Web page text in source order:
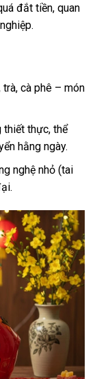
đắt tiền, quan
trà, cà phê – món
thiết thực, thể
hằng ngày.
nghệ nhỏ (tai